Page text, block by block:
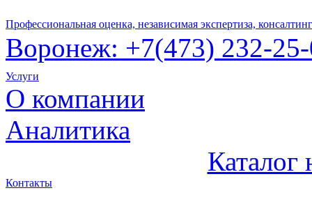
Профессиональная оценка, независимая экспертиза, консалтинг
Воронеж: +7(473) 232-
Услуги
О компании
Аналитика
Каталог
Контакты